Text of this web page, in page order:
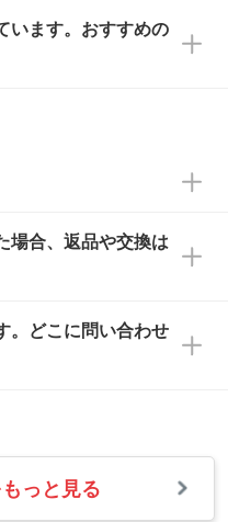
タッフ宛にメール
に関する詳細は、
、担当スタッフが
軽にご相談くださ
。
ース/調整してほ
のイラスト、写真
ーデータに変換し
換してほしい
や濃淡を表現した
います。おすすめの
タッフがお客様の
し、印刷色をご提
など濃色の場合は
すめしておりま
の場合、印刷をく
濃い印刷色が、柔
淡い印刷色が映え
色が本体色に合わ
そうな場合は、ス
ることもございま
で、土日祝日はお
・お問い合わせ
場合、返品や交換は
、至急担当スタッ
の状況を確認し、
障している場合
た場合
。どこに問い合わせ
メールにてご連絡
質問も受け付けて
っと見る